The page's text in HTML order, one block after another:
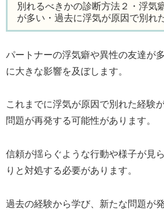
別れるべきかの診断方法２・浮気
が多い・過去に浮気が原因で別れ
パートナーの浮気癖や異性の友達が
に大きな影響を及ぼします。
これまでに浮気が原因で別れた経験
問題が再発する可能性があります。
信頼が揺らぐような行動や様子が見
りと対処する必要があります。
過去の経験から学び、新たな問題が